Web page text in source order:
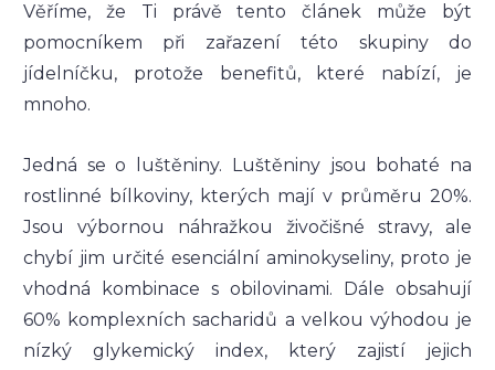
Věříme, že Ti právě tento článek může být
pomocníkem při zařazení této skupiny do
jídelníčku, protože benefitů, které nabízí, je
mnoho.
Jedná se o luštěniny. Luštěniny jsou bohaté na
rostlinné bílkoviny, kterých mají v průměru 20%.
Jsou výbornou náhražkou živočišné stravy, ale
chybí jim určité esenciální aminokyseliny, proto je
vhodná kombinace s obilovinami. Dále obsahují
60% komplexních sacharidů a velkou výhodou je
nízký glykemický index, který zajistí jejich